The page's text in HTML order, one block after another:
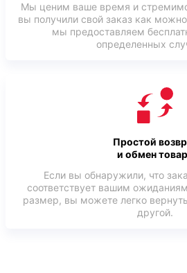
Мы ценим ваше время и
вы получили свой заказ как
мы предоставляем
определенных
Простой
и обмен
Если вы обнаружили, что
соответствует вашим
размер, вы можете легко
другой.